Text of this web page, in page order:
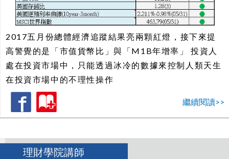
2017五月份總體經濟追蹤結果亮兩顆紅燈，接下來提
高警覺的是「市值貨幣比」與「M1B年增率」 投資人
處在投資市場中，只能透過冰冷的數據來控制人類天生
在投資市場中的不理性操作
繼續閱讀>>
理財學院講師